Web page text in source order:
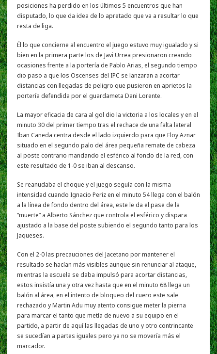
posiciones ha perdido en los últimos 5 encuentros que han
disputado, lo que da idea de lo apretado que va a resultar lo que
resta de liga.
Él lo que concierne al encuentro el juego estuvo muy igualado y si
bien en la primera parte los de Javi Urrea presionaron creando
ocasiones frente a la portería de Pablo Arias, el segundo tiempo
dio paso a que los Oscenses del IPC se lanzaran a acortar
distancias con llegadas de peligro que pusieron en aprietos la
portería defendida por el guardameta Dani Lorente.
La mayor eficacia de cara al gol dio la victoria a los locales y en el
minuto 30 del primer tiempo tras el rechace de una falta lateral
Iban Caneda centra desde el lado izquierdo para que Eloy Aznar
situado en el segundo palo del área pequeña remate de cabeza
al poste contrario mandando el esférico al fondo de la red, con
este resultado de 1-0 se iban al descanso.
Se reanudaba el choque y el juego seguía con la misma
intensidad cuando Ignacio Periz en el minuto 54 llega con el balón
a la línea de fondo dentro del área, este le da el pase de la
“muerte” a Alberto Sánchez que controla el esférico y dispara
ajustado a la base del poste subiendo el segundo tanto para los
Jaqueses.
Con el 2-0 las precauciones del Jacetano por mantener el
resultado se hacían más visibles aunque sin renunciar al ataque,
mientras la escuela se daba impulsó para acortar distancias,
estos insistía una y otra vez hasta que en el minuto 68 llega un
balón al área, en el intento de bloqueo del cuero este sale
rechazado y Martin Adu muy atento consigue meter la pierna
para marcar el tanto que metía de nuevo a su equipo en el
partido, a partir de aquí las llegadas de uno y otro contrincante
se sucedían a partes iguales pero ya no se movería más el
marcador.